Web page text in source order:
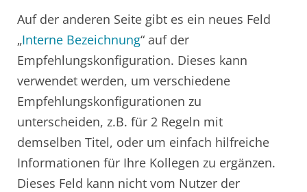
Auf der anderen Seite gibt es ein neues Feld
„Interne Bezeichnung“ auf der
Empfehlungskonfiguration. Dieses kann
verwendet werden, um verschiedene
Empfehlungskonfigurationen zu
unterscheiden, z.B. für 2 Regeln mit
demselben Titel, oder um einfach hilfreiche
Informationen für Ihre Kollegen zu ergänzen.
Dieses Feld kann nicht vom Nutzer der